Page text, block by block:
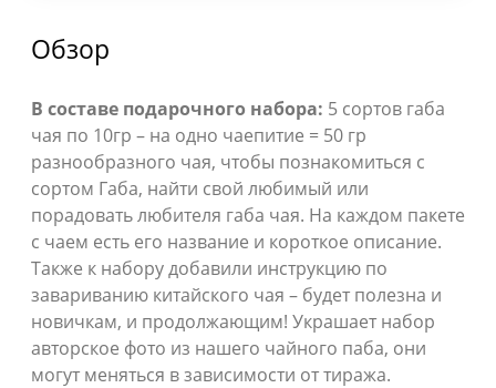
Обзор
В составе подарочного набора: 5 сортов габа
чая по 10гр – на одно чаепитие = 50 гр
разнообразного чая, чтобы познакомиться с
сортом Габа, найти свой любимый или
порадовать любителя габа чая. На каждом пакете
с чаем есть его название и короткое описание.
Также к набору добавили инструкцию по
завариванию китайского чая – будет полезна и
новичкам, и продолжающим! Украшает набор
авторское фото из нашего чайного паба, они
могут меняться в зависимости от тиража.